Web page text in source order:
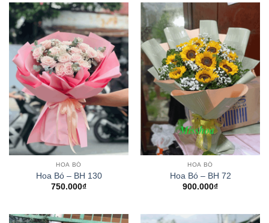
HOA BÓ
Hoa Bó – BH 130
750.000₫
HOA BÓ
Hoa Bó – BH 72
900.000₫